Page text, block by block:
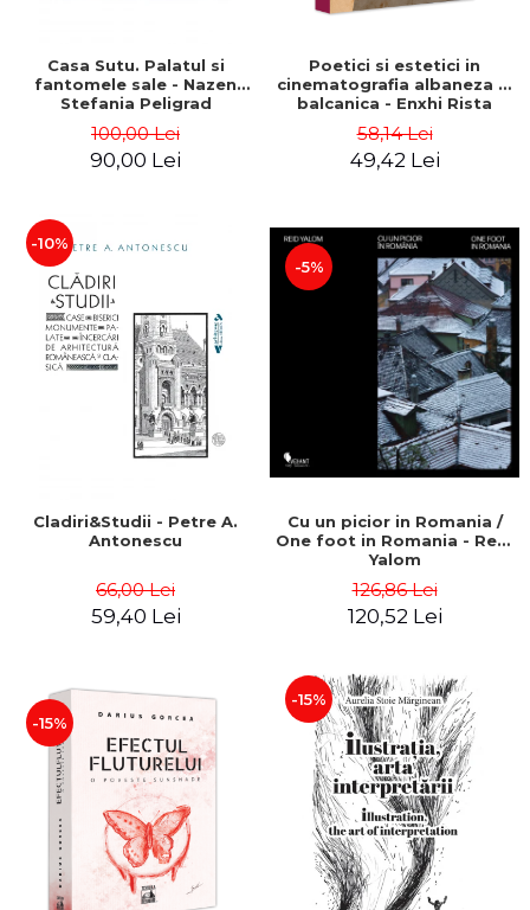
Casa Sutu. Palatul si
fantomele sale - Nazen
Stefania Peligrad
100,00 Lei
90,00 Lei
Poetici si estetici in
cinematografia albaneza si
balcanica - Enxhi Rista
58,14 Lei
49,42 Lei
-10%
Cladiri&Studii - Petre A.
Antonescu
66,00 Lei
59,40 Lei
-5%
Cu un picior in Romania /
One foot in Romania - Reid
Yalom
126,86 Lei
120,52 Lei
-15%
-15%